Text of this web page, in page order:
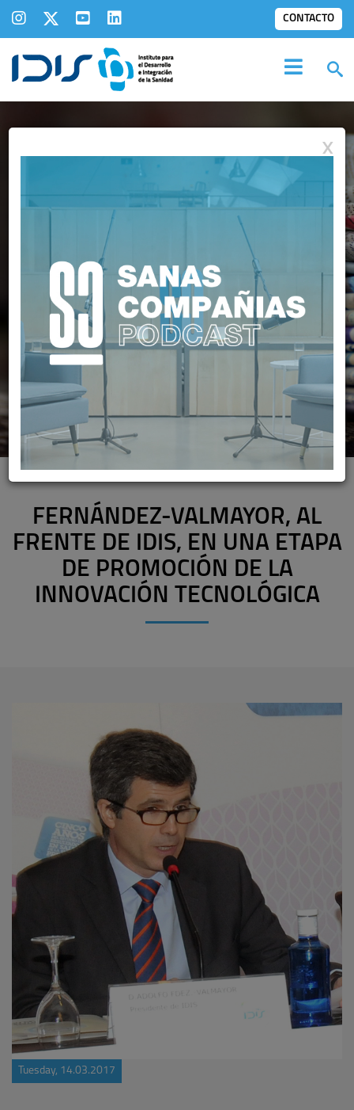
CONTACTO
IDIS EN LOSMEDIOS
FERNÁNDEZ-VALMAYOR, AL
FRENTE DE IDIS, EN UNA ETAPA
DE PROMOCIÓN DE LA
INNOVACIÓN TECNOLÓGICA
Tuesday, 14.03.2017
X